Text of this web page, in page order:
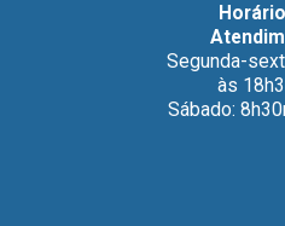
Segunda-
às
Sábado: